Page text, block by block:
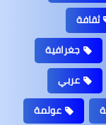
ثقافة
جغرافية
عربي
عولمة